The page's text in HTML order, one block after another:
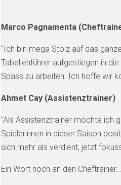
Marco Pagnamenta
"Ich bin mega Stolz auf das
Tabellenführer aufgestiegen in
Spass zu arbeiten. Ich hoffe wir
Ahmet Cay (Assistenztrainer)
"Als Assistenztrainer möchte ich
Spielerinnen in dieser Saison
sich mehr als verdient, jetzt
Ein Wort noch an den Cheftrainer...